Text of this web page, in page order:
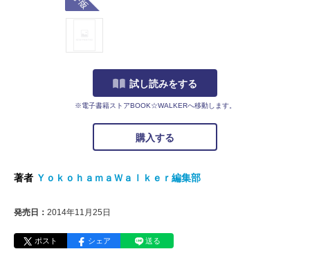
試し読みをする
※電子書籍ストアBOOK☆WALKERへ移動します。
購入する
著者 ＹｏｋｏｈａｍａＷａｌｋｅｒ編集部
発売日： 2014年11月25日
ポスト シェア 送る